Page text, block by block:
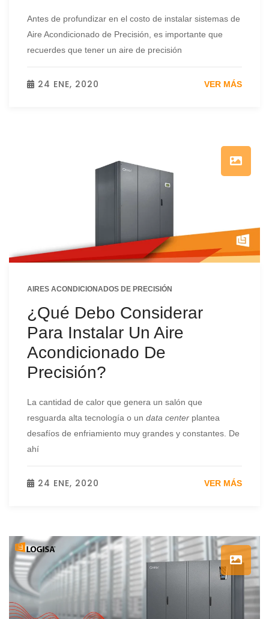
Antes de profundizar en el costo de instalar sistemas de
Aire Acondicionado de Precisión, es importante que
recuerdes que tener un aire de precisión
24 ENE, 2020 VER MÁS
AIRES ACONDICIONADOS DE PRECISIÓN
¿Qué Debo Considerar
Para Instalar Un Aire
Acondicionado De
Precisión?
La cantidad de calor que genera un salón que
resguarda alta tecnología o un data center plantea
desafíos de enfriamiento muy grandes y constantes. De
ahí
24 ENE, 2020 VER MÁS